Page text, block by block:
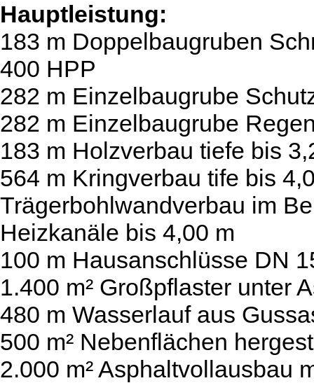
Hauptleistung:
183 m Doppelbaugruben
400 HPP
282 m Einzelbaugrube
282 m Einzelbaugrube
183 m Holzverbau tiefe bis
564 m Kringverbau tife bis
Trägerbohlwandverbau im
Heizkanäle bis 4,00 m
100 m Hausanschlüsse DN
1.400 m² Großpflaster unter
480 m Wasserlauf aus
500 m² Nebenflächen
2.000 m² Asphaltvollausbau